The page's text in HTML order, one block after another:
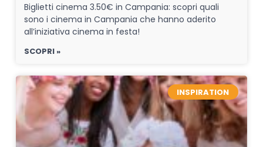
Biglietti cinema 3.50€ in Campania: scopri quali
sono i cinema in Campania che hanno aderito
all’iniziativa cinema in festa!
SCOPRI »
INSPIRATION